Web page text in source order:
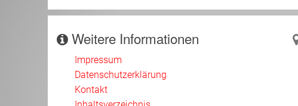
Weitere Informationen
Impressum
Datenschutzerklärung
Kontakt